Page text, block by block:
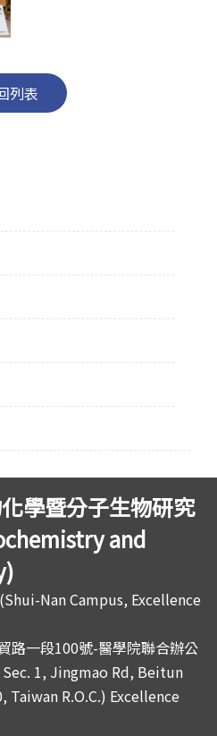
列表
學暨分子生物研究
and
Nan Campus, Excellence
路一段100號-醫學院聯合辦公
1, Jingmao Rd, Beitun
R.O.C.) Excellence